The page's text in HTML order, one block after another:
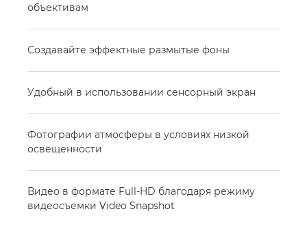
объективам
Создавайте эффектные размытые фоны
Удобный в использовании сенсорный экран
Фотографии атмосферы в условиях низкой
освещенности
Видео в формате Full-HD благодаря режиму
видеосъемки Video Snapshot